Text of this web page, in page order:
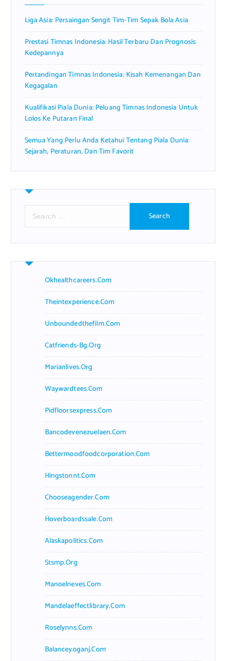
Liga Asia: Persaingan Sengit Tim-Tim Sepak Bola Asia
Prestasi Timnas Indonesia: Hasil Terbaru Dan Prognosis
Kedepannya
Pertandingan Timnas Indonesia: Kisah Kemenangan Dan
Kegagalan
Kualifikasi Piala Dunia: Peluang Timnas Indonesia Untuk
Lolos Ke Putaran Final
Semua Yang Perlu Anda Ketahui Tentang Piala Dunia:
Sejarah, Peraturan, Dan Tim Favorit
r
h
Okhealthcareers.com
Theintexperience.com
Unboundedthefilm.com
Catfriends-Bg.org
Marianlives.org
Waywardtees.com
Pidfloorsexpress.com
Bancodevenezuelaen.com
Bettermoodfoodcorporation.com
Hingstonnt.com
Chooseagender.com
Hoverboardssale.com
Alaskapolitics.com
Stsmp.org
Manoelneves.com
Mandelaeffectlibrary.com
Roselynns.com
Balanceyoganj.com